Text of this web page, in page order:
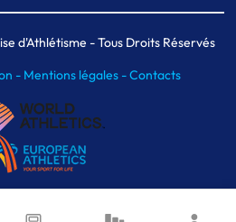
de Paris indoor
Ekiden de Paris
d'Athlétisme - Tous Droits Réservés
- Mentions légales -Contacts